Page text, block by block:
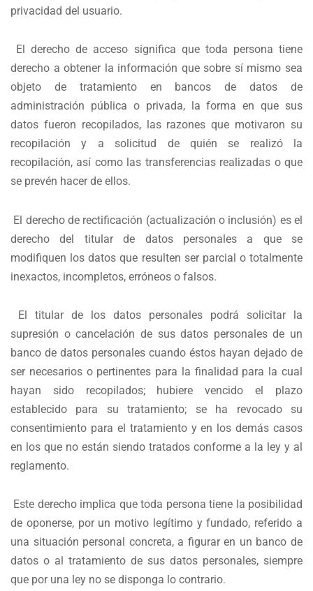
privacidad del usuario.
El derecho de acceso significa que toda persona tiene
derecho a obtener la información que sobre sí mismo sea
objeto de tratamiento en bancos de datos de
administración pública o privada, la forma en que sus
datos fueron recopilados, las razones que motivaron su
recopilación y a solicitud de quién se realizó la
recopilación, así como las transferencias realizadas o que
se prevén hacer de ellos.
El derecho de rectificación (actualización o inclusión) es el
derecho del titular de datos personales a que se
modifiquen los datos que resulten ser parcial o totalmente
inexactos, incompletos, erróneos o falsos.
El titular de los datos personales podrá solicitar la
supresión o cancelación de sus datos personales de un
banco de datos personales cuando éstos hayan dejado de
ser necesarios o pertinentes para la finalidad para la cual
hayan sido recopilados; hubiere vencido el plazo
establecido para su tratamiento; se ha revocado su
consentimiento para el tratamiento y en los demás casos
en los que no están siendo tratados conforme a la ley y al
reglamento.
Este derecho implica que toda persona tiene la posibilidad
de oponerse, por un motivo legítimo y fundado, referido a
una situación personal concreta, a figurar en un banco de
datos o al tratamiento de sus datos personales, siempre
que por una ley no se disponga lo contrario.